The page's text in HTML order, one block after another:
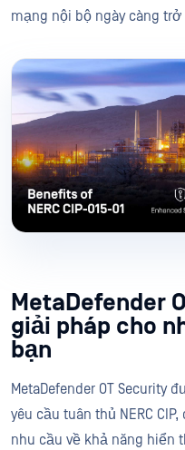
mạng nội bộ ngày càng
MetaDefender
giải pháp cho
bạn
MetaDefender OT
yêu cầu tuân thủ NERC
nhu cầu về khả năng hiển